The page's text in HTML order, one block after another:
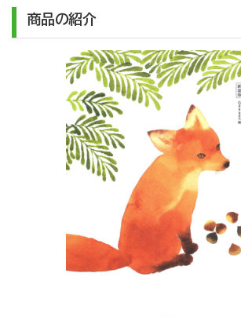
商品の紹介